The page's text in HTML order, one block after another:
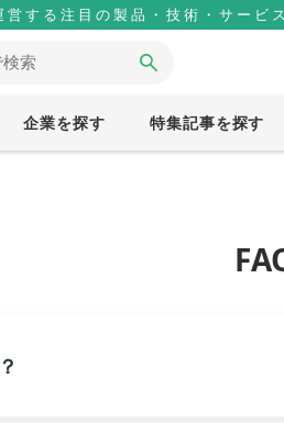
営する注目の製品・技術・サービ
企業を探す 特集記事を探す